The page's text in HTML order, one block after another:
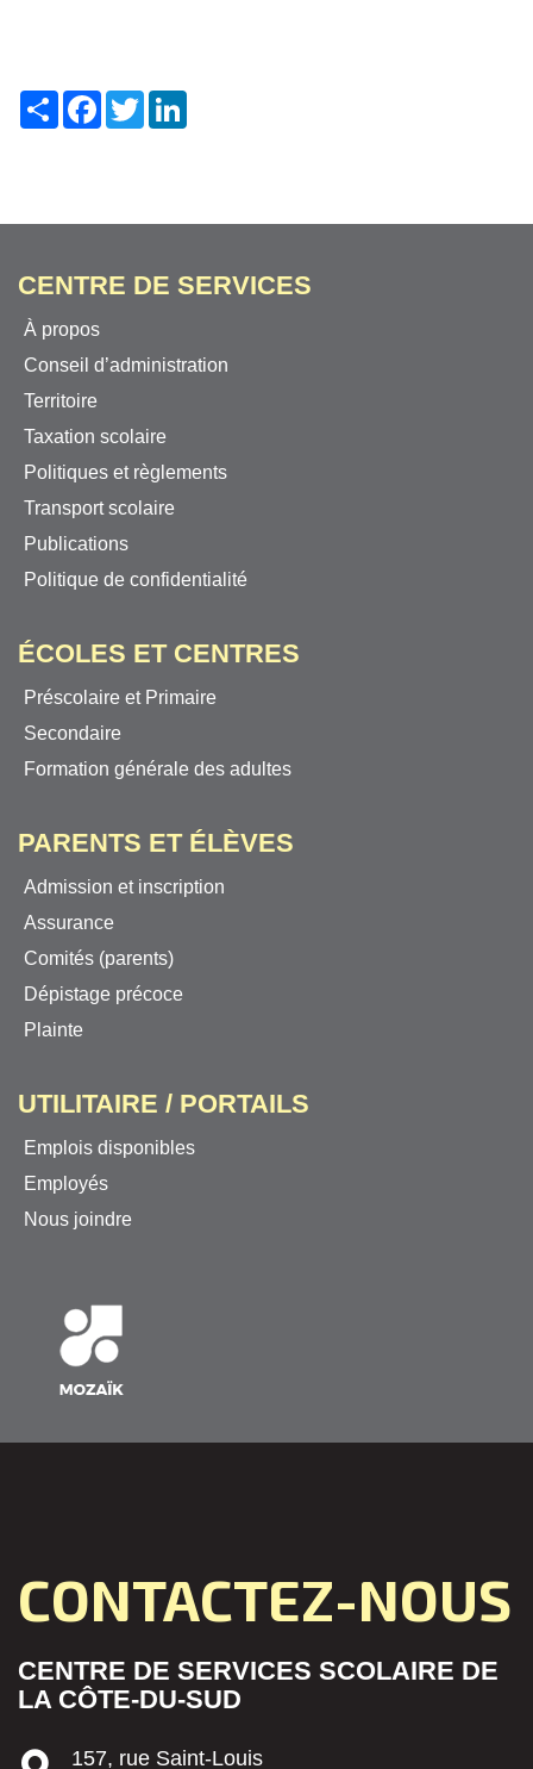
ShareFacebook
Twitter
CENTRE DE SERVICES
À propos
Conseil d’administration
Territoire
Taxation scolaire
Politiques et règlements
Transport scolaire
Publications
Politique de confidentialité
ÉCOLES ET CENTRES
Préscolaire et Primaire
Secondaire
Formation générale des adultes
PARENTS ET ÉLÈVES
Admission et inscription
Assurance
Comités (parents)
Dépistage précoce
Plainte
UTILITAIRE / PORTAILS
Emplois disponibles
Employés
Nous joindre
CONTACTEZ-NOUS
CENTRE DE SERVICES SCOLAIRE DE
LA CÔTE-DU-SUD
157, rue Saint-Louis